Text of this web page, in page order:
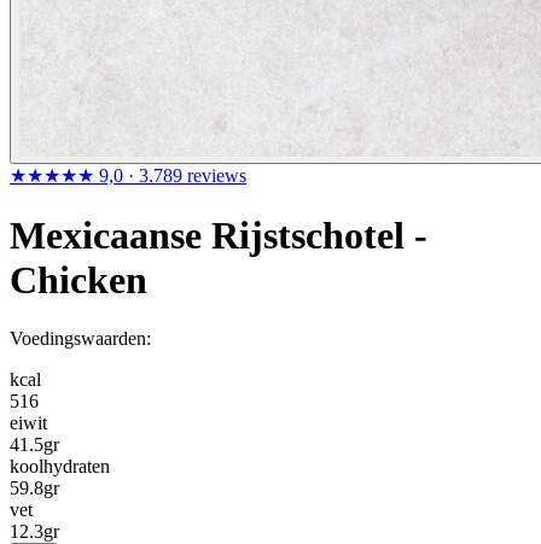
★★★★★ 9,0 · 3.789 reviews
Mexicaanse Rijstschotel -
Chicken
Voedingswaarden:
kcal
516
eiwit
41.5gr
koolhydraten
59.8gr
vet
12.3gr